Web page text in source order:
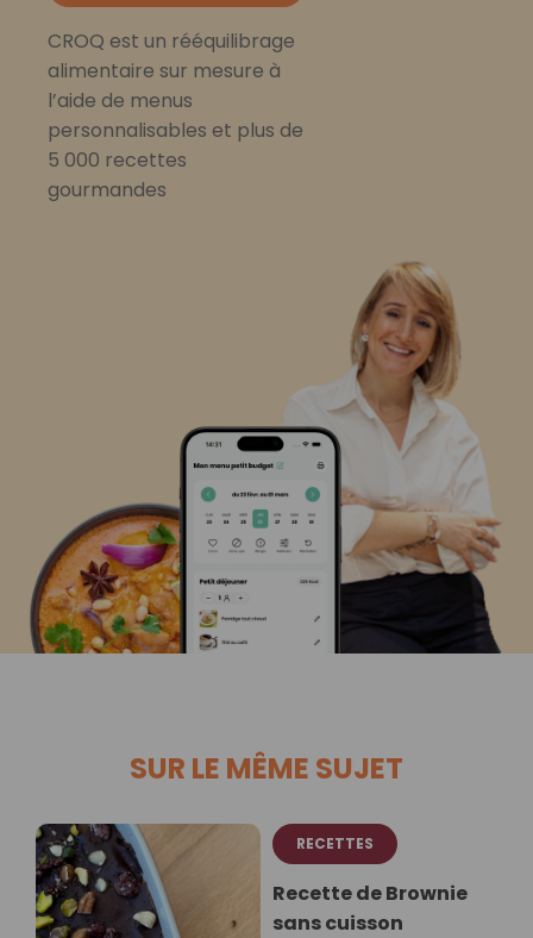
CROQ est un rééquilibrage
alimentaire sur mesure à
l’aide de menus
personnalisables et plus de
5 000 recettes
gourmandes
SUR LE MÊME SUJET
RECETTES
Recette de Brownie
sans cuisson